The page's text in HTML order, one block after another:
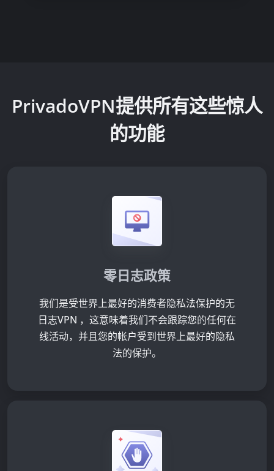
PrivadoVPN提供所有这些惊人
的功能
零日志政策
我们是受世界上最好的消费者隐私法保护的无
日志VPN ，这意味着我们不会跟踪您的任何在
线活动，并且您的帐户受到世界上最好的隐私
法的保护。